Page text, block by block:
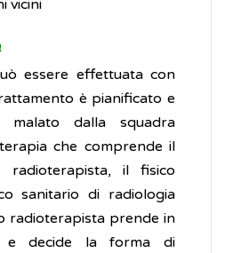
vicini
essere effettuata con
è pianificato e
malato dalla squadra
che comprende il
radioterapista, il fisico
sanitario di radiologia
radioterapista prende in
e decide la forma di